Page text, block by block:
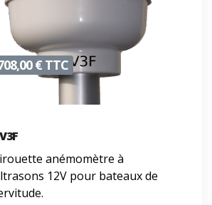
€ TTC
anémomètre à
12V pour bateaux de